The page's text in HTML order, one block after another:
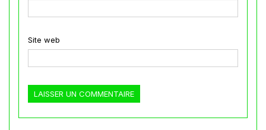
Site web